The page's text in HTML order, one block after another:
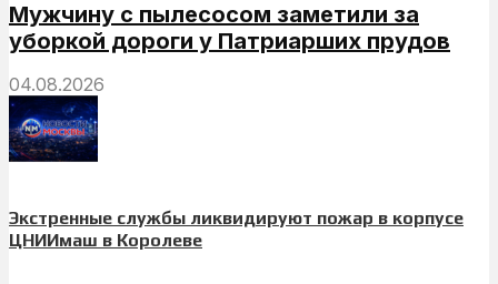
Мужчину с пылесосом заметили за
уборкой дороги у Патриарших прудов
04.08.2026
Экстренные службы ликвидируют пожар в корпусе
ЦНИИмаш в Королеве